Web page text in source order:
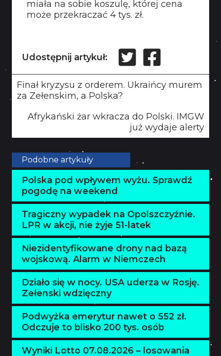
miała na sobie koszulę, której cena
może przekraczać 4 tys. zł.
Udostępnij artykuł:
Finał kryzysu z orderem. Ukraińcy murem
za Zełenskim, a Polska?
Afrykański żar wkracza do Polski. IMGW
już wydaje alerty
Podobne artykuły
Polska pod wpływem wyżu. Sprawdź
pogodę na weekend
Tragiczny wypadek na Opolszczyźnie.
LPR w akcji, nie żyje 51-latek
Niezidentyfikowane drony nad bazą
wojskową. Alarm w Niemczech
Działo się w nocy. USA uderza w Rosję.
Zełenski wdzięczny
Podwyżka emerytur nawet o 552 zł.
Odczuje to blisko 200 tys. osób
Wyniki Lotto 07.08.2026 – losowania